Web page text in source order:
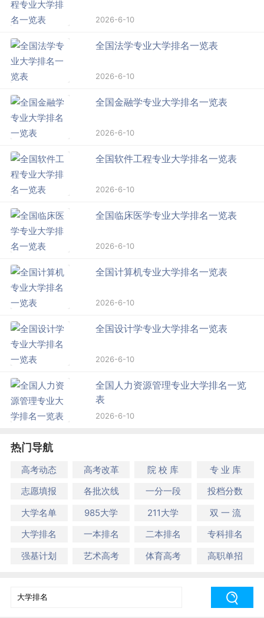
2026-6-10
全国法学专业大学排名一览表
2026-6-10
全国金融学专业大学排名一览表
2026-6-10
全国软件工程专业大学排名一览表
2026-6-10
全国临床医学专业大学排名一览表
2026-6-10
全国计算机专业大学排名一览表
2026-6-10
全国设计学专业大学排名一览表
2026-6-10
全国人力资源管理专业大学排名一览
表
2026-6-10
热门导航
高考动态 高考改革 院 校 库
专 业 库
志愿填报
各批次线 一分一段
投档分数
大学名单
985大学 211大学
双 一 流
大学排名
一本排名 二本排名
专科排名
强基计划
艺术高考 体育高考 高职单招